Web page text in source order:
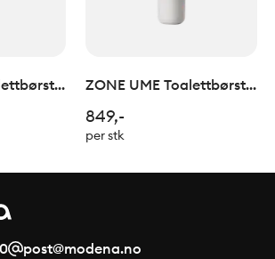
ZONE UME Toalettbørste
849,-
per stk
post@modena.no